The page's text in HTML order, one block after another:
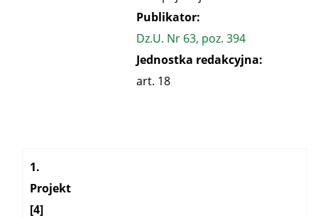
Publikator:
Dz.U. Nr 63, poz. 394
Jednostka redakcyjna:
art. 18
Kategoria:
1.
Projekt
[4]